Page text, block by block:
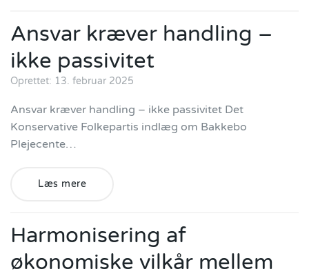
Ansvar kræver handling –
ikke passivitet
Oprettet: 13. februar 2025
Ansvar kræver handling – ikke passivitet Det
Konservative Folkepartis indlæg om Bakkebo
Plejecente…
Læs mere
Harmonisering af
økonomiske vilkår mellem